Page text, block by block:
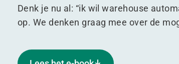
Denk je nu al: “ik wil warehouse
op. We denken graag mee over de